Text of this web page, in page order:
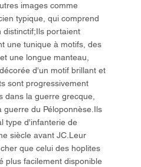
images comme
typique, qui comprend
distinctif;Ils portaient
une tunique à motifs, des
une longue manteau,
d'un motif brillant et
sont progressivement
dans la guerre grecque,
du Péloponnèse.Ils
type d'infanterie de
siècle avant JC.Leur
que celui des hoplites
plus facilement disponible